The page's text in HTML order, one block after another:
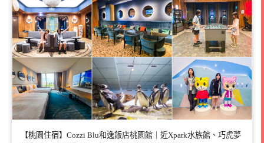
【桃園住宿】Cozzi Blu和逸飯店桃園館｜近Xpark水族館、巧虎夢